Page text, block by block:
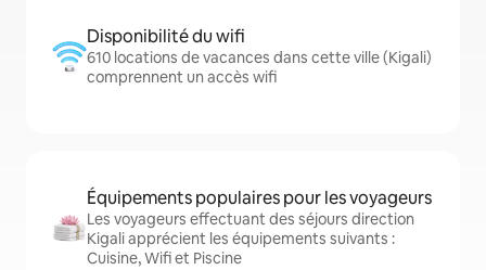
Disponibilité du wifi
610 locations de vacances dans cette ville (Kigali)
comprennent un accès wifi
Équipements populaires pour les voyageurs
Les voyageurs effectuant des séjours direction
Kigali apprécient les équipements suivants :
Cuisine, Wifi et Piscine